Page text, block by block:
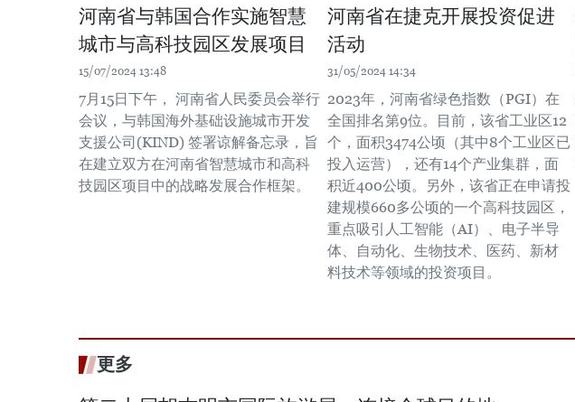
河南省与韩国合作实施智慧
城市与高科技园区发展项目
15/07/2024 13:48
7月15日下午， 河南省人民委员会举行
会议，与韩国海外基础设施城市开发
支援公司(KIND) 签署谅解备忘录，旨
在建立双方在河南省智慧城市和高科
技园区项目中的战略发展合作框架。
河南省在捷克开展投资促进
活动
31/05/2024 14:34
2023年，河南省绿色指数（PGI）在
全国排名第9位。目前，该省工业区12
个，面积3474公顷（其中8个工业区已
投入运营），还有14个产业集群，面
积近400公顷。另外，该省正在申请投
建规模660多公顷的一个高科技园区，
重点吸引人工智能（AI）、电子半导
体、自动化、生物技术、医药、新材
料技术等领域的投资项目。
更多